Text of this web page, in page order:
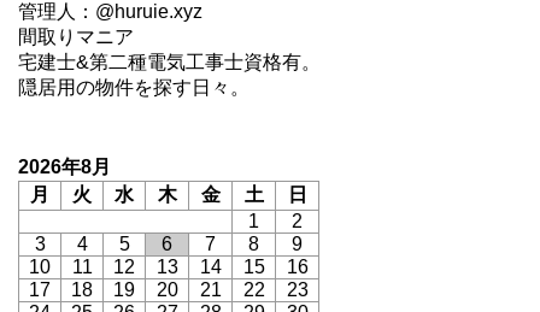
管理人：@huruie.xyz
間取りマニア
宅建士&第二種電気工事士資格有。
隠居用の物件を探す日々。
2026年8月
月
火 水 木 金 土
日
1
2
3
4 5 6 7 8
9
10
11 12 13 14 15
16
17
18 19 20 21 22
23